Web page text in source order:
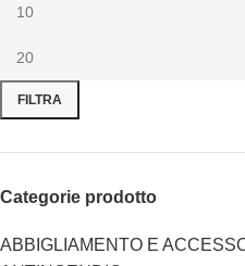
FILTRA
Categorie prodotto
ABBIGLIAMENTO E